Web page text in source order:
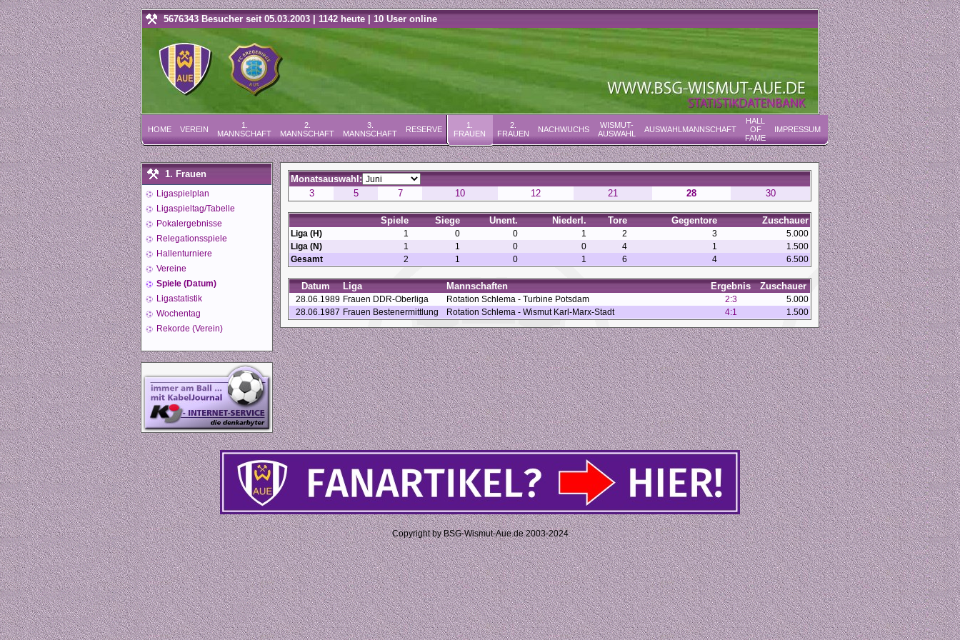
5676343 Besucher seit 05.03.2003 | 1142 heute | 10 User online
HOME VEREIN
1.
MANNSCHAFT
2.
MANNSCHAFT
3.
MANNSCHAFT
RESERVE
1.
FRAUEN
2.
FRAUEN
NACHWUCHS
WISMUT-
AUSWAHL
AUSWAHLMANNSCHAFT
HALL
OF
FAME
IMPRESSUM
1. Frauen
Ligaspielplan
Ligaspieltag/Tabelle
Pokalergebnisse
Relegationsspiele
Hallenturniere
Vereine
Spiele (Datum)
Ligastatistik
Wochentag
Rekorde (Verein)
Monatsauswahl:
3
5 7 10 12 21 28 30
Spiele Siege Unent. Niederl. Tore Gegentore Zuschauer
Liga (H) 1 0 0 1 2 3
5.000
Liga (N)
1 1 0 0 4 1
1.500
Gesamt
2 1 0 1 6 4 6.500
Datum Liga Mannschaften Ergebnis Zuschauer
28.06.1989 Frauen DDR-Oberliga Rotation Schlema - Turbine Potsdam 2:3
5.000
28.06.1987 Frauen Bestenermittlung Rotation Schlema - Wismut Karl-Marx-Stadt 4:1 1.500
Copyright by BSG-Wismut-Aue.de 2003-2024